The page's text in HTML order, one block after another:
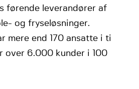
førende leverandører af
og fryseløsninger.
mere end 170 ansatte i ti
over 6.000 kunder i 100